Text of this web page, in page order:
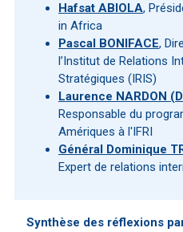
Hafsat ABIOLA,
in Africa
Pascal BONIFACE,
l’Institut de Relations
Stratégiques (IRIS)
Laurence NARDON
Responsable du
Amériques à l'IFRI
Général Dominique
Expert de relations
Synthèse des réflexions